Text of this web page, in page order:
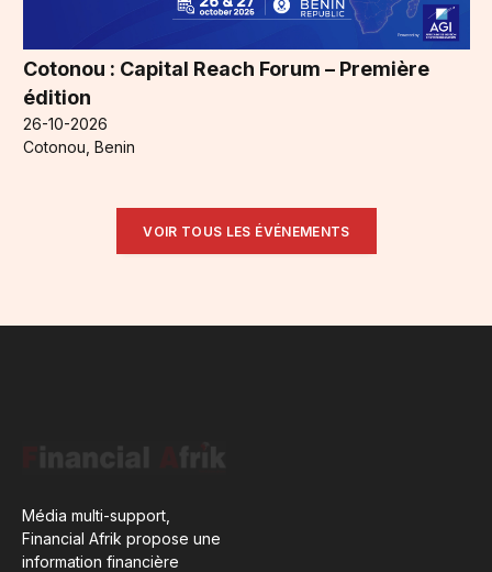
Cotonou : Capital Reach Forum – Première
édition
26-10-2026
Cotonou, Benin
VOIR TOUS LES ÉVÉNEMENTS
Média multi-support,
Financial Afrik propose une
information financière